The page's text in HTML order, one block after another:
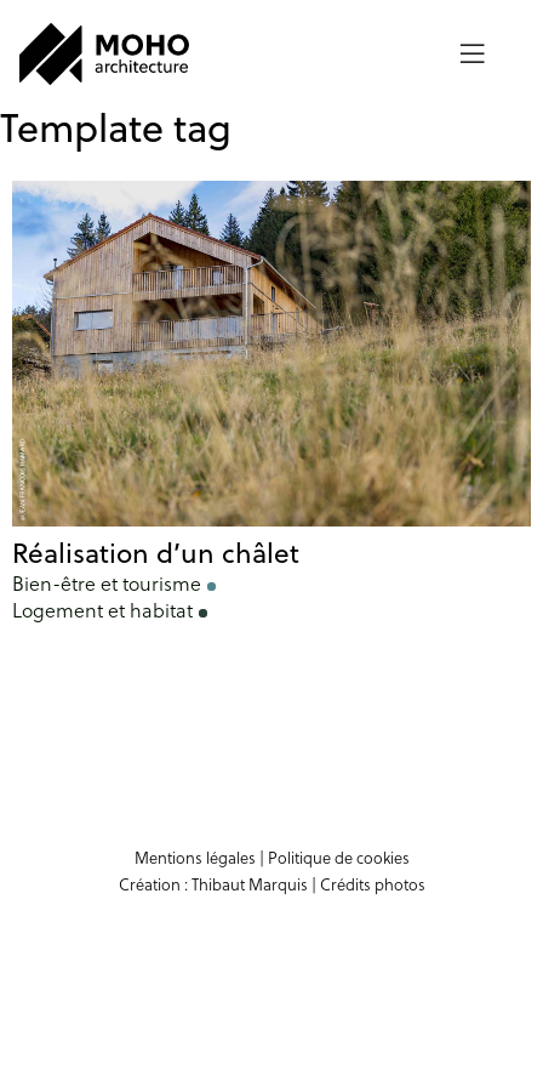
Template tag
Réalisation d’un châlet
Bien-être et tourisme
Logement et habitat
Mentions légales | Politique de cookies
Création :Thibaut Marquis | Crédits photos